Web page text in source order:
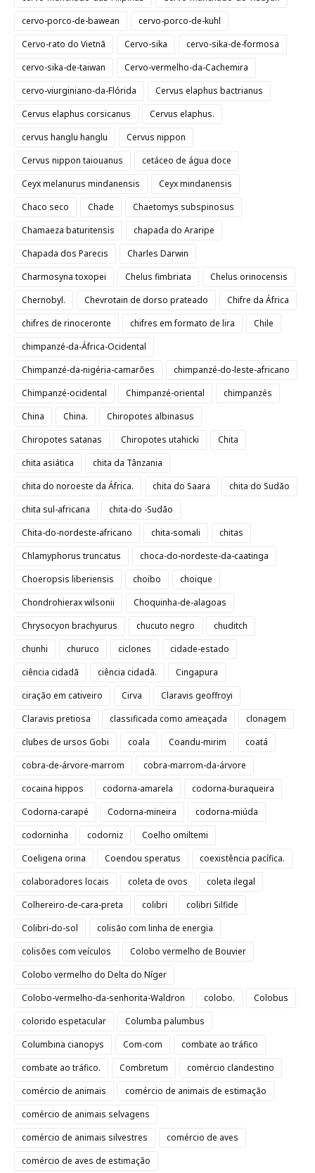
cervo-porco-de-bawean
cervo-porco-de-kuhl
Cervo-rato do Vietnã
Cervo-sika
cervo-sika-de-formosa
cervo-sika-de-taiwan
Cervo-vermelho-da-Cachemira
cervo-viurginiano-da-Flórida
Cervus elaphus bactrianus
Cervus elaphus corsicanus
Cervus elaphus.
cervus hanglu hanglu
Cervus nippon
Cervus nippon taiouanus
cetáceo de água doce
Ceyx melanurus mindanensis
Ceyx mindanensis
Chaco seco
Chade
Chaetomys subspinosus
Chamaeza baturitensis
chapada do Araripe
Chapada dos Parecis
Charles Darwin
Charmosyna toxopei
Chelus fimbriata
Chelus orinocensis
Chernobyl.
Chevrotain de dorso prateado
Chifre da África
chifres de rinoceronte
chifres em formato de lira
Chile
chimpanzé-da-África-Ocidental
Chimpanzé-da-nigéria-camarões
chimpanzé-do-leste-africano
Chimpanzé-ocidental
Chimpanzé-oriental
chimpanzés
China
China.
Chiropotes albinasus
Chiropotes satanas
Chiropotes utahicki
Chita
chita asiática
chita da Tânzania
chita do noroeste da África.
chita do Saara
chita do Sudão
chita sul-africana
chita-do -Sudão
Chita-do-nordeste-africano
chita-somali
chitas
Chlamyphorus truncatus
choca-do-nordeste-da-caatinga
Choeropsis liberiensis
choibo
choique
Chondrohierax wilsonii
Choquinha-de-alagoas
Chrysocyon brachyurus
chucuto negro
chuditch
chunhi
churuco ciclones
cidade-estado
ciência cidadã
ciência cidadã.
Cingapura
ciração em cativeiro
Cirva
Claravis geoffroyi
Claravis pretiosa
classificada como ameaçada
clonagem
clubes de ursos Gobi
coala Coandu-mirim
coatá
cobra-de-árvore-marrom
cobra-marrom-da-árvore
cocaina hippos
codorna-amarela
codorna-buraqueira
Codorna-carapé
Codorna-mineira
codorna-miúda
codorninha
codorniz
Coelho omiltemi
Coeligena orina
Coendou speratus
coexistência pacífica.
colaboradores locais
coleta de ovos
coleta ilegal
Colhereiro-de-cara-preta
colibri
colibri Silfide
Colibri-do-sol
colisão com linha de energia
colisões com veículos
Colobo vermelho de Bouvier
Colobo vermelho do Delta do Níger
Colobo-vermelho-da-senhorita-Waldron
colobo.
Colobus
colorido espetacular
Columba palumbus
Columbina cianopys
Com-com
combate ao tráfico
combate ao tráfico.
Combretum
comércio clandestino
comércio de animais
comércio de animais de estimação
comércio de animais selvagens
comércio de animais silvestres
comércio de aves
comércio de aves de estimação